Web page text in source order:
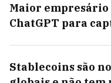
Maior
ChatGPT para
Stablecoins são